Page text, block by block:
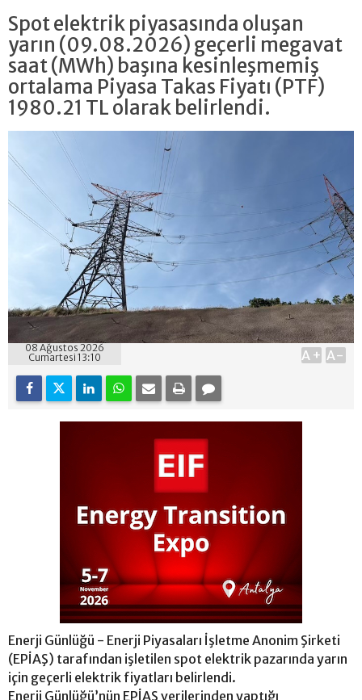
Spot elektrik piyasasında oluşan
yarın (09.08.2026) geçerli megavat
saat (MWh) başına kesinleşmemiş
ortalama Piyasa Takas Fiyatı (PTF)
1980.21 TL olarak belirlendi.
08 Ağustos 2026
Cumartesi 13:10
A+ A-
Enerji Günlüğü - Enerji Piyasaları İşletme Anonim Şirketi
(EPİAŞ) tarafından işletilen spot elektrik pazarında yarın
için geçerli elektrik fiyatları belirlendi.
Enerji Günlüğü’nün EPİAŞ verilerinden yaptığı